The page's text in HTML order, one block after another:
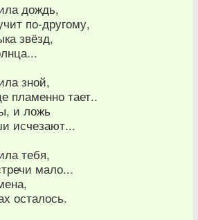
дождь,
по-другому,
звёзд,
зной,
пламенно тает..
и ложь
исчезают...
тебя,
мало...
осталось.